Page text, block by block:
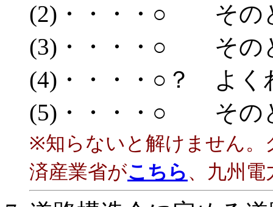
(2)・・・・○ その
(3)・・・・ ○ その
(4)・・・・○？ よく
(5)・・・・○ その
※知らないと解けません。
済産業省がこちら 、九州電